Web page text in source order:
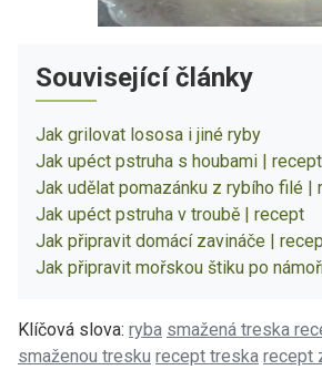
Související články
Jak grilovat lososa i jiné ryby
Jak upéct pstruha s houbami | recept
Jak udělat pomazánku z rybího filé |
Jak upéct pstruha v troubě | recept
Jak připravit domácí zavináče |
Jak připravit mořskou štiku po
Klíčová slova: ryba smažená treska
smaženou tresku recept treska recept